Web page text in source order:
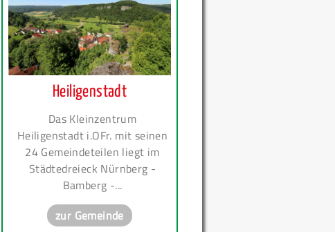
Heiligenstadt
Das Kleinzentrum
Heiligenstadt i.OFr. mit seinen
24 Gemeindeteilen liegt im
Städtedreieck Nürnberg -
Bamberg -...
zur Gemeinde